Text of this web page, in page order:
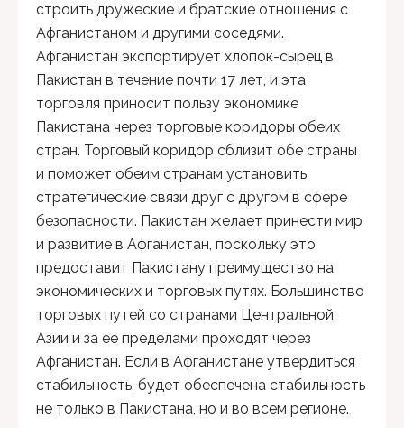
строить дружеские и братские отношения с
Афганистаном и другими соседями.
Афганистан экспортирует хлопок-сырец в
Пакистан в течение почти 17 лет, и эта
торговля приносит пользу экономике
Пакистана через торговые коридоры обеих
стран. Торговый коридор сблизит обе страны
и поможет обеим странам установить
стратегические связи друг с другом в сфере
безопасности. Пакистан желает принести мир
и развитие в Афганистан, поскольку это
предоставит Пакистану преимущество на
экономических и торговых путях. Большинство
торговых путей со странами Центральной
Азии и за ее пределами проходят через
Афганистан. Если в Афганистане утвердиться
стабильность, будет обеспечена стабильность
не только в Пакистана, но и во всем регионе.